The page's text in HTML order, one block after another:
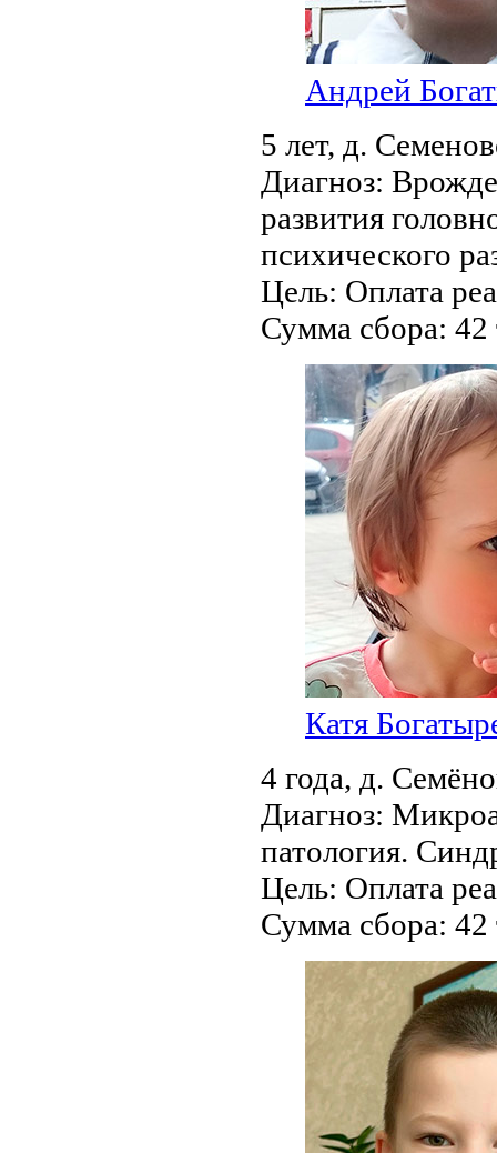
Андрей
5 лет, д.
Диагноз:
развития
психического
Цель: Оплата
Сумма сбора: 42
Катя
4 года, д.
Диагноз:
патология.
Цель: Оплата
Сумма сбора: 42